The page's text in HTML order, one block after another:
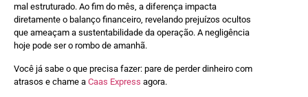
mal estruturado. Ao fim do mês, a diferença impacta
diretamente o balanço financeiro, revelando prejuízos ocultos
que ameaçam a sustentabilidade da operação. A negligência
hoje pode ser o rombo de amanhã.
Você já sabe o que precisa fazer: pare de perder dinheiro com
atrasos e chame a Caas Express agora.